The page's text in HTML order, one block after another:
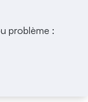
problème :